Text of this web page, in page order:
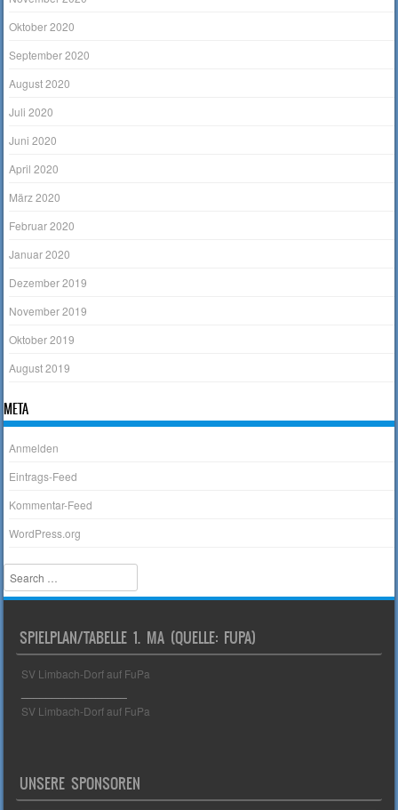
Oktober 2020
September 2020
August 2020
Juli 2020
Juni 2020
April 2020
März 2020
Februar 2020
Januar 2020
Dezember 2019
November 2019
Oktober 2019
August 2019
META
Anmelden
Eintrags-Feed
Kommentar-Feed
WordPress.org
Search
SPIELPLAN/TABELLE 1. MA (QUELLE: FUPA)
SV Limbach-Dorf auf FuPa
SV Limbach-Dorf auf FuPa
UNSERE SPONSOREN